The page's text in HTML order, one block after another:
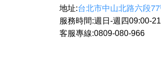
地址:台北市中山北路六段
服務時間:週日-週四09:00-
客服專線:0809-080-966